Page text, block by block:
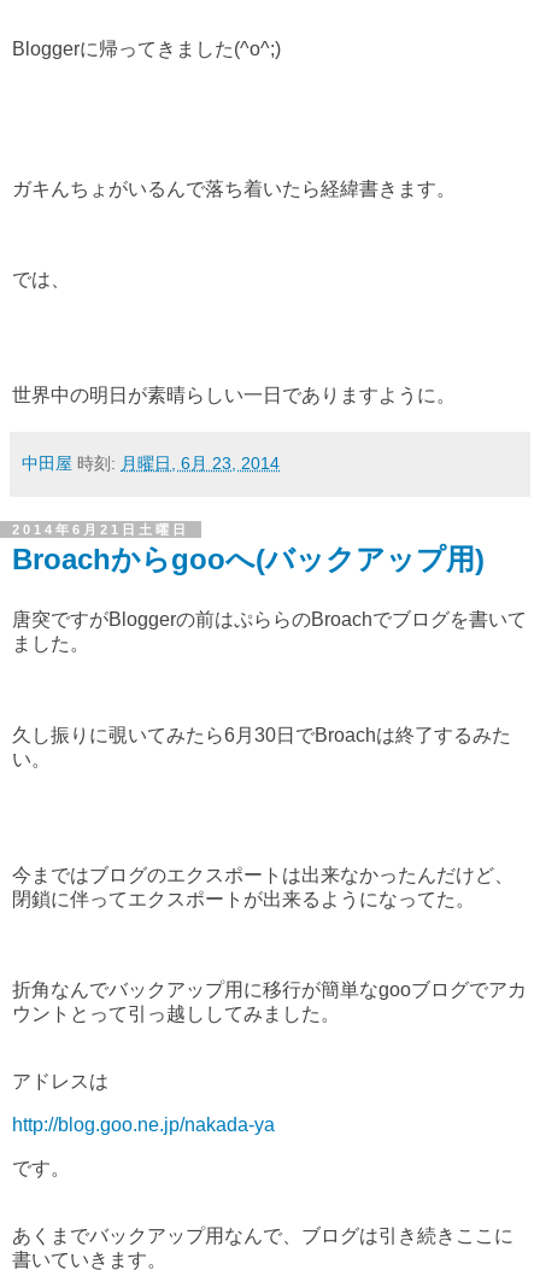
Bloggerに帰ってきました(^o^;)
ガキんちょがいるんで落ち着いたら経緯書きます。
では、
世界中の明日が素晴らしい一日でありますように。
中田屋 時刻: 月曜日, 6月 23, 2014
2014年6月21日土曜日
Broachからgooへ(バックアップ用)
唐突ですがBloggerの前はぷららのBroachでブログを書いて
ました。
久し振りに覗いてみたら6月30日でBroachは終了するみた
い。
今まではブログのエクスポートは出来なかったんだけど、
閉鎖に伴ってエクスポートが出来るようになってた。
折角なんでバックアップ用に移行が簡単なgooブログでアカ
ウントとって引っ越ししてみました。
アドレスは
http://blog.goo.ne.jp/nakada-ya
です。
あくまでバックアップ用なんで、ブログは引き続きここに
書いていきます。